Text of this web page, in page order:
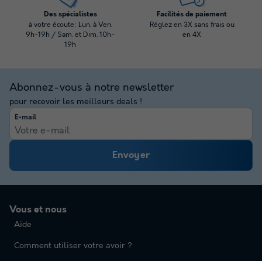
Des spécialistes
à votre écoute: Lun. à Ven.
9h-19h / Sam. et Dim. 10h-
19h
Facilités de paiement
Réglez en 3X sans frais ou
en 4X
Abonnez-vous à notre newsletter
pour recevoir les meilleurs deals !
E-mail
Envoyer
Vous et nous
Aide
Comment utiliser votre avoir ?